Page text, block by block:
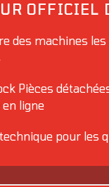
OFFICIEL
des machines les
Pièces
ligne
pour les